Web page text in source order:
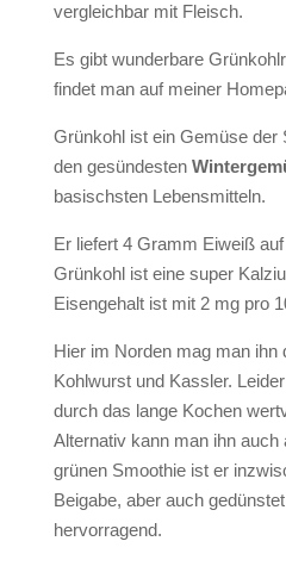
vergleichbar mit Fleisch.
Es gibt wunderbare
findet man auf meiner
Grünkohl ist ein Gemüse der
den gesündesten
basischsten Lebensmitteln.
Er liefert 4 Gramm Eiweiß
Grünkohl ist eine super
Eisengehalt ist mit 2 mg pro
Hier im Norden mag man ihn
Kohlwurst und Kassler.
durch das lange Kochen
Alternativ kann man ihn auch
grünen Smoothie ist er
Beigabe, aber auch
hervorragend.